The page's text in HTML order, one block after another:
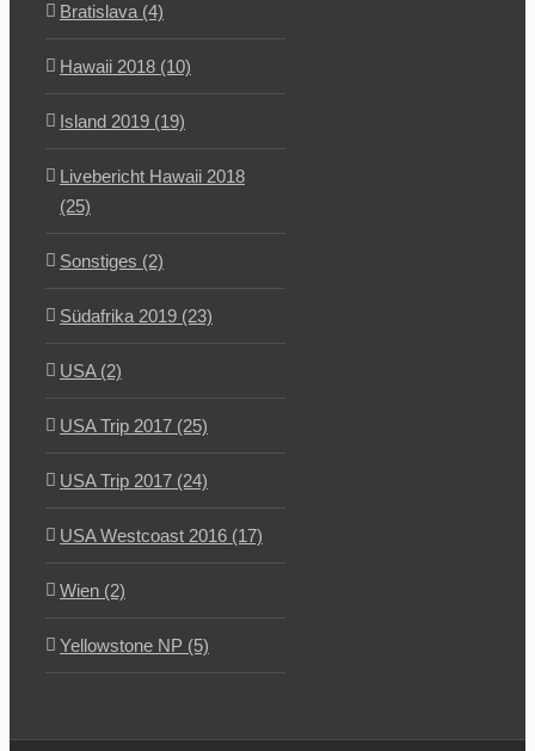
Bratislava (4)
Hawaii 2018 (10)
Island 2019 (19)
Livebericht Hawaii 2018
(25)
Sonstiges (2)
Südafrika 2019 (23)
USA (2)
USA Trip 2017 (25)
USA Trip 2017 (24)
USA Westcoast 2016 (17)
Wien (2)
Yellowstone NP (5)